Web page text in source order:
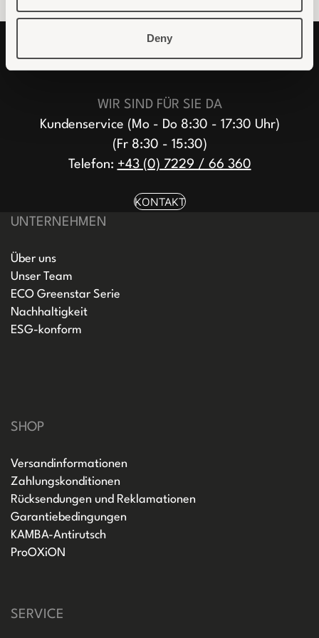
Deny
WIR SIND FÜR SIE DA
Kundenservice (Mo - Do 8:30 - 17:30 Uhr)
(Fr 8:30 - 15:30)
Telefon: +43 (0) 7229 / 66 360
KONTAKT
UNTERNEHMEN
Über uns
Unser Team
ECO Greenstar Serie
Nachhaltigkeit
ESG-konform
SHOP
Versandinformationen
Zahlungskonditionen
Rücksendungen und Reklamationen
Garantiebedingungen
KAMBA-Antirutsch
ProOXiON
SERVICE